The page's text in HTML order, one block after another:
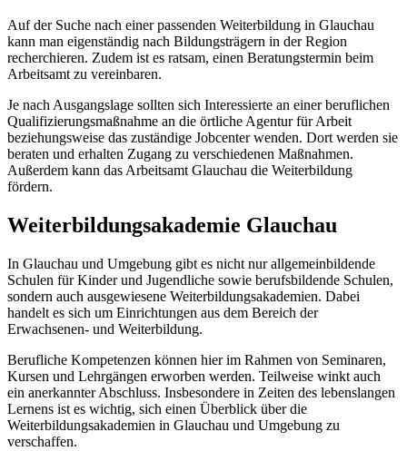
Auf der Suche nach einer passenden Weiterbildung in Glauchau
kann man eigenständig nach Bildungsträgern in der Region
recherchieren. Zudem ist es ratsam, einen Beratungstermin beim
Arbeitsamt zu vereinbaren.
Je nach Ausgangslage sollten sich Interessierte an einer beruflichen
Qualifizierungsmaßnahme an die örtliche Agentur für Arbeit
beziehungsweise das zuständige Jobcenter wenden. Dort werden sie
beraten und erhalten Zugang zu verschiedenen Maßnahmen.
Außerdem kann das Arbeitsamt Glauchau die Weiterbildung
fördern.
Weiterbildungsakademie Glauchau
In Glauchau und Umgebung gibt es nicht nur allgemeinbildende
Schulen für Kinder und Jugendliche sowie berufsbildende Schulen,
sondern auch ausgewiesene Weiterbildungsakademien. Dabei
handelt es sich um Einrichtungen aus dem Bereich der
Erwachsenen- und Weiterbildung.
Berufliche Kompetenzen können hier im Rahmen von Seminaren,
Kursen und Lehrgängen erworben werden. Teilweise winkt auch
ein anerkannter Abschluss. Insbesondere in Zeiten des lebenslangen
Lernens ist es wichtig, sich einen Überblick über die
Weiterbildungsakademien in Glauchau und Umgebung zu
verschaffen.